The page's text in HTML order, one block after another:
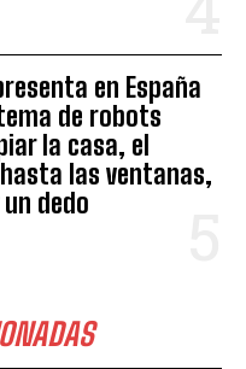
presenta en España
de robots
la casa, el
las ventanas,
dedo